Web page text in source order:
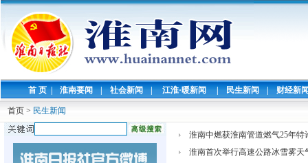
首 页 | 淮南要闻 | 社会新闻 | 江淮·暖新闻 | 民生新闻 | 财经新
首页 > 民生新闻
淮南中燃获淮南管道燃气25年特
淮南首次举行高速公路冰雪雾天